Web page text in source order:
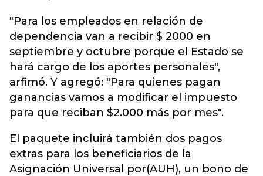
"Para los empleados en relación de
dependencia van a recibir $ 2000 en
septiembre y octubre porque el Estado se
hará cargo de los aportes personales",
arfimó. Y agregó: "Para quienes pagan
ganancias vamos a modificar el impuesto
para que reciban $2.000 más por mes".
El paquete incluirá también dos pagos
extras para los beneficiarios de la
Asignación Universal por(AUH), un bono de